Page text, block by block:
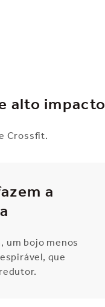
alto impacto
Crossfit.
a
um bojo menos
que